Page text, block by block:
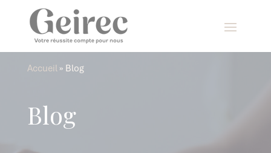
Blog
Accueil» Blog
Panneau de gestion des cookies